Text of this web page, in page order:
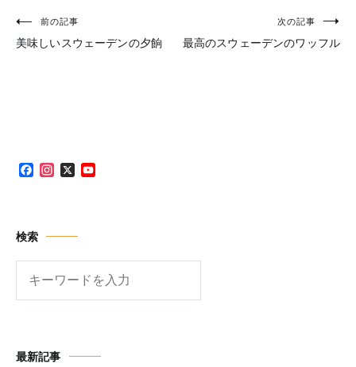
投
稿
ー
ン
前の記事
美味しいスウェーデンの夕餉
次の記事
最高のスウェーデンのワッフル
Facebook
Instagram
X
検索
最新記事